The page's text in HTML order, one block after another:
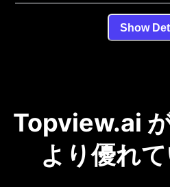
Show
Topview.ai
より優れ